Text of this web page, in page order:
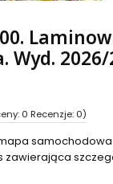
Wyd. 2026/
0 Recenzje: 0)
samochodowa
zawierająca